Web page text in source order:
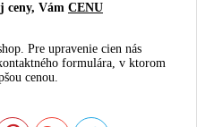
ceny, Vám CENU
Pre upravenie cien nás
formulára, v ktorom
cenou.